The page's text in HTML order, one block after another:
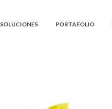
SOLUCIONES PORTAFOLIO